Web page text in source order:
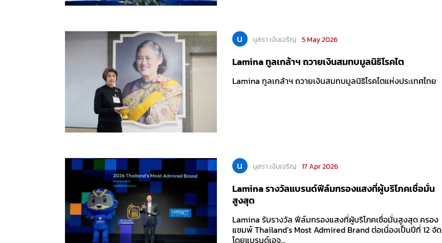
น นุสรา เงินเจริญ 5 May 2026
Lamina ทูลเกล้าฯ ถวายเงินสมทบมูลนิธิโรคไต
Lamina ทูลเกล้าฯ ถวายเงินสมทบมูลนิธิโรคไตแห่งประเทศไทย
น นุสรา เงินเจริญ 17 Apr 2026
Lamina รางวัลแบรนด์ฟีล์มกรองแสงที่ผู้บริโภคเชื่อมั่น
สูงสุด
Lamina รับรางวัล ฟีล์มกรองแสงที่ผู้บริโภคเชื่อมั่นสูงสุด ครอง
แชมพ์ Thailand’s Most Admired Brand ต่อเนื่องเป็นปีที่ 12 จัด
โดยแบรนด์เอจ...